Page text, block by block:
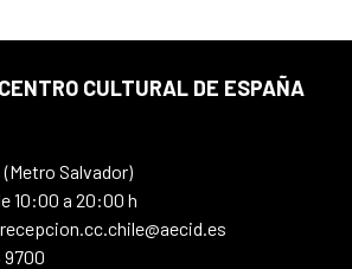
CULTURAL DE ESPAÑA
Salvador)
10:00 a 20:00 h
9700